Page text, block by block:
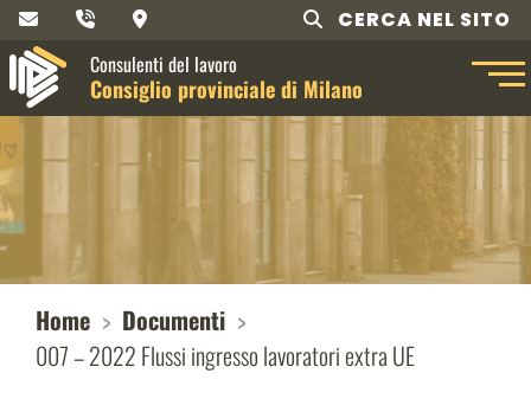
CERCA NEL SITO
Consulenti del lavoro
Consiglio provinciale di Milano
Home
Documenti
007 – 2022 Flussi ingresso lavoratori extra UE